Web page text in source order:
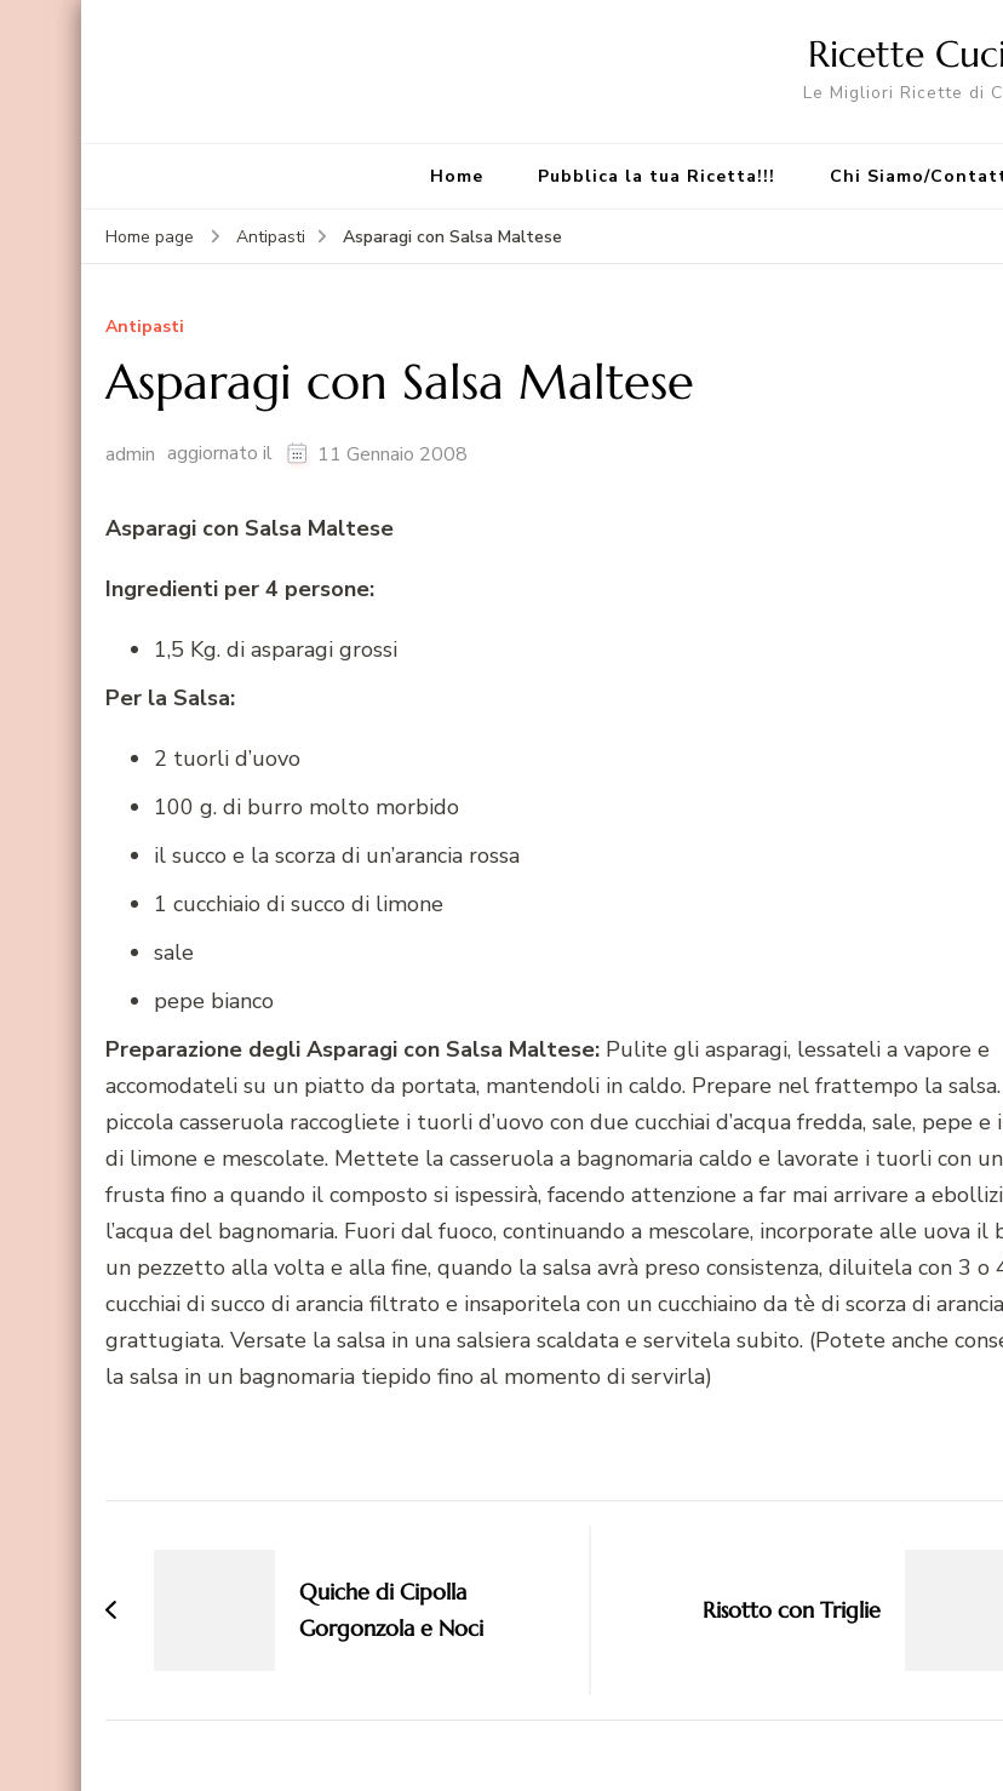
Ricette
Le Migliori Ricette di
Home Pubblica la tua Ricetta!!! Chi Siamo/
Home page Antipasti Asparagi con Salsa Maltese
Antipasti
Asparagi con Salsa Maltese
admin aggiornato il 11 Gennaio 2008
Asparagi con Salsa Maltese
Ingredienti per 4 persone:
1,5 Kg. di asparagi grossi
Per la Salsa:
2 tuorli d’uovo
100 g. di burro molto morbido
il succo e la scorza di un’arancia rossa
1 cucchiaio di succo di limone
sale
pepe bianco
Preparazione degli Asparagi con Salsa Maltese: Pulite gli asparagi, lessateli a vapore e
accomodateli su un piatto da portata, mantendoli in caldo. Prepare nel frattempo la
piccola casseruola raccogliete i tuorli d’uovo con due cucchiai d’acqua fredda, sale, pepe e
di limone e mescolate. Mettete la casseruola a bagnomaria caldo e lavorate i tuorli con
frusta fino a quando il composto si ispessirà, facendo attenzione a far mai arrivare a
l’acqua del bagnomaria. Fuori dal fuoco, continuando a mescolare, incorporate alle uova il
un pezzetto alla volta e alla fine, quando la salsa avrà preso consistenza, diluitela con 3 o
cucchiai di succo di arancia filtrato e insaporitela con un cucchiaino da tè di scorza di arancia
grattugiata. Versate la salsa in una salsiera scaldata e servitela subito. (Potete anche
la salsa in un bagnomaria tiepido fino al momento di servirla)
Quiche di Cipolla
Gorgonzola e Noci
Risotto con Triglie